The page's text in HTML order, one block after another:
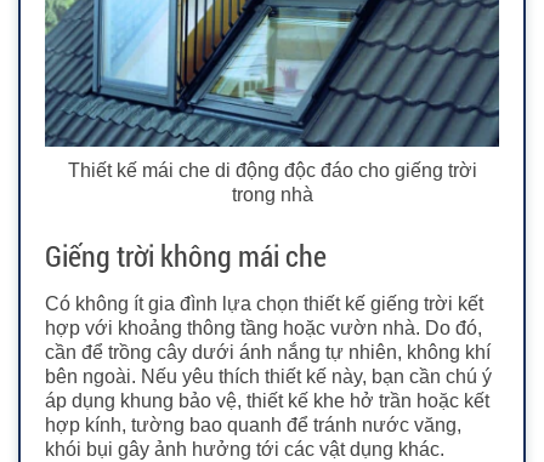
Thiết kế mái che di động độc đáo cho giếng trời
trong nhà
Giếng trời không mái che
Có không ít gia đình lựa chọn thiết kế giếng trời kết
hợp với khoảng thông tầng hoặc vườn nhà. Do đó,
cần để trồng cây dưới ánh nắng tự nhiên, không khí
bên ngoài. Nếu yêu thích thiết kế này, bạn cần chú ý
áp dụng khung bảo vệ, thiết kế khe hở trần hoặc kết
hợp kính, tường bao quanh để tránh nước văng,
khói bụi gây ảnh hưởng tới các vật dụng khác.